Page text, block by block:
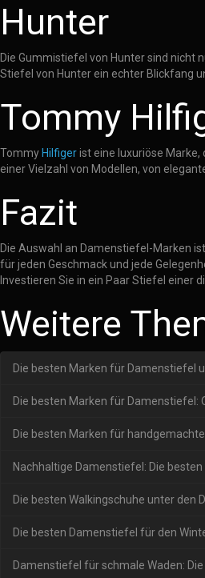
Hunter
Die Gummistiefel von Hunter sind nicht
Stiefel von Hunter ein echter Blickfang
Tommy
Tommy Hilfigerist eine luxuriöse
einer Vielzahl von Modellen, von
Fazit
Die Auswahl an Damenstiefel-Marken
für jeden Geschmack und jede
Investieren Sie in ein Paar Stiefel einer
Weitere
Die besten Marken für Damenstiefel
Die besten Marken für Damenstiefel:
Die besten Marken für
Nachhaltige Damenstiefel: Die
Die besten Walkingschuhe unter den
Die besten Damenstiefel für den
Damenstiefel für schmale Waden: